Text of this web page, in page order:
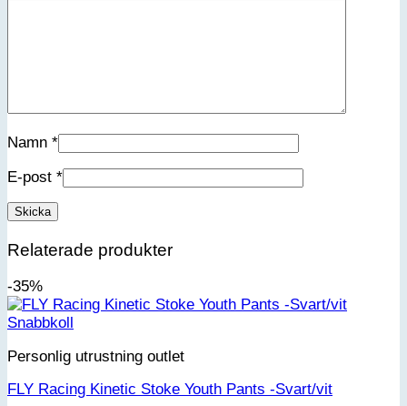
Namn *
E-post *
Relaterade produkter
-35%
Snabbkoll
Personlig utrustning outlet
FLY Racing Kinetic Stoke Youth Pants -Svart/vit